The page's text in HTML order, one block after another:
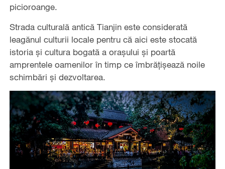
picioroange.
Strada culturală antică Tianjin este considerată
leagănul culturii locale pentru că aici este stocată
istoria și cultura bogată a orașului și poartă
amprentele oamenilor în timp ce îmbrățișează noile
schimbări și dezvoltarea.